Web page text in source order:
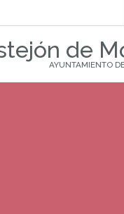
de
AYUNTAMIENTO